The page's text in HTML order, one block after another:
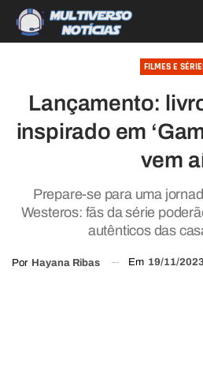
FILMES E
Lançamento:
inspirado em
vem
Prepare-se para uma
Westeros: fãs da série
autênticos das
Por Hayana Ribas Em 19/11/